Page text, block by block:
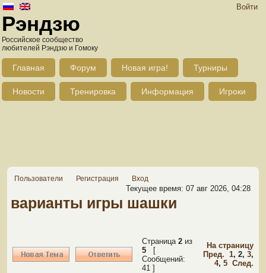
Войти
Рэндзю
Российское сообщество
любителей Рэндзю и Гомоку
Главная Форум Новая игра! Турниры
Новости Тренировка Информация Игроки
Пользователи Регистрация Вход
Текущее время: 07 авг 2026, 04:28
варианты игры шашки
Страница 2 из
5 [
Сообщений:
41 ]
На страницу
Пред. 1, 2, 3,
4, 5 След.